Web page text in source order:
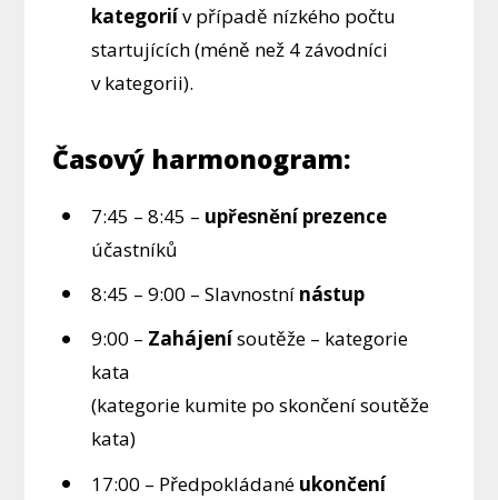
kategoriív případě nízkého počtu
startujících (méně než 4 závodníci
v kategorii).
Časový harmonogram:
7:45 – 8:45 – upřesnění prezence
účastníků
8:45 – 9:00 – Slavnostní nástup
9:00 – Zahájenísoutěže – kategorie
kata
(kategorie kumite po skončení soutěže
kata)
17:00 – Předpokládané ukončení